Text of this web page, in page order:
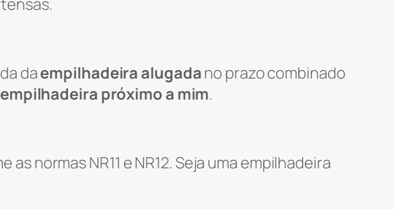
daempilhadeira alugadano prazo combinado
próximo a mim.
normas NR11 e NR12. Seja uma empilhadeira